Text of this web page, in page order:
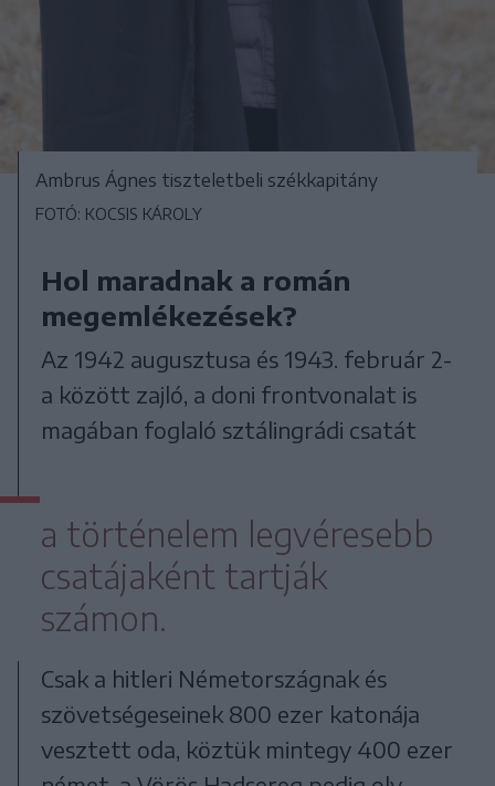
Ambrus Ágnes tiszteletbeli székkapitány
FOTÓ: KOCSIS KÁROLY
Hol maradnak a román
megemlékezések?
Az 1942 augusztusa és 1943. február 2-
a között zajló, a doni frontvonalat is
magában foglaló sztálingrádi csatát
a történelem legvéresebb
csatájaként tartják
számon.
Csak a hitleri Németországnak és
szövetségeseinek 800 ezer katonája
vesztett oda, köztük mintegy 400 ezer